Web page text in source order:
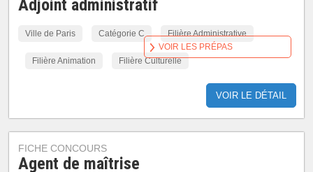
Adjoint administratif
Ville de Paris Catégorie C Filière Administrative
Filière Animation Filière Culturelle
VOIR LE DÉTAIL
VOIR LES PRÉPAS
FICHE CONCOURS
Agent de maîtrise